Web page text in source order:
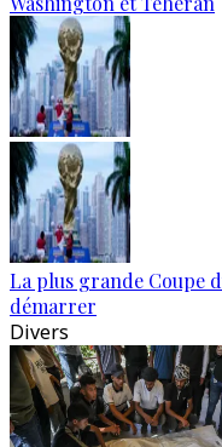
La plus grande Coupe
démarrer
Divers